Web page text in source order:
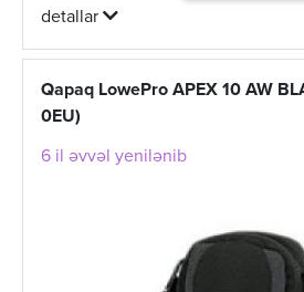
detallar
Qapaq LowePro APEX 10 AW
0EU)
6 il əvvəl yenilənib